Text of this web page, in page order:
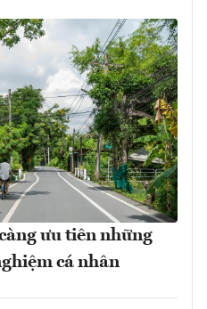
ưu tiên những
cá nhân